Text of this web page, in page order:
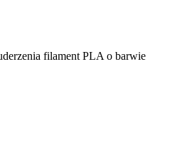
filament PLA o barwie